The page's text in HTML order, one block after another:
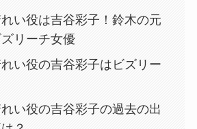
い役は吉谷彩子！鈴木の元
リーチ女優
い役の吉谷彩子はビズリー
い役の吉谷彩子の過去の出